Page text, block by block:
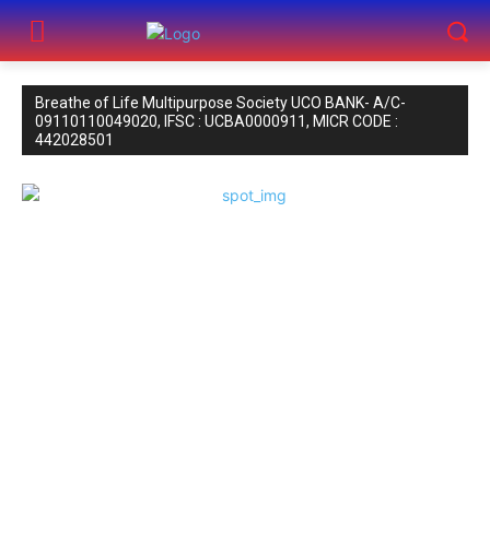
Breathe of Life Multipurpose Society UCO BANK- A/C-
09110110049020, IFSC : UCBA0000911, MICR CODE :
442028501